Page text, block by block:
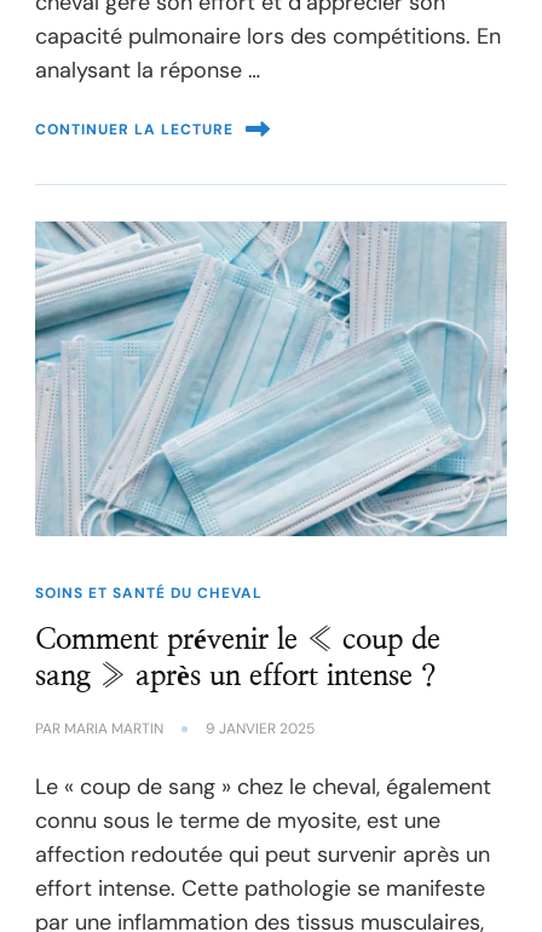
capacité pulmonaire lors des compétitions. En
analysant la réponse …
CONTINUER LA LECTURE
SOINS ET SANTÉ DU CHEVAL
Comment prévenir le « coup de
sang » après un effort intense ?
PAR MARIA MARTIN 9 JANVIER 2025
Le « coup de sang » chez le cheval, également
connu sous le terme de myosite, est une
affection redoutée qui peut survenir après un
effort intense. Cette pathologie se manifeste
par une inflammation des tissus musculaires,